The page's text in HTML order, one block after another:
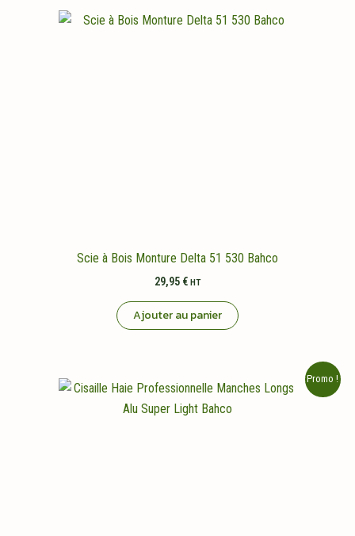
Scie à Bois Monture Delta 51 530 Bahco
29,95 € HT
Ajouter au panier
Promo !